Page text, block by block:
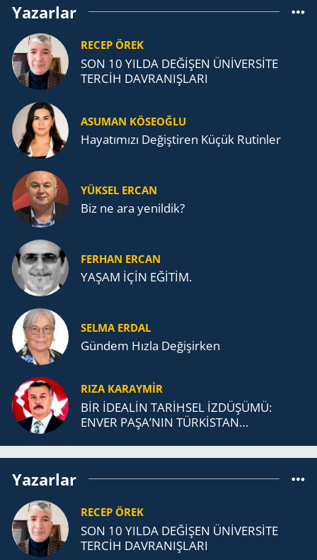
Yazarlar
RECEP ÖREK
SON 10 YILDA DEĞİŞEN ÜNİVERSİTE
TERCİH DAVRANIŞLARI
ASUMAN KÖSEOĞLU
Ha­ya­tı­mı­zı De­ğiş­ti­ren Küçük Ru­tin­ler
YÜKSEL ERCAN
Biz ne ara yenildik?
FERHAN ERCAN
YAŞAM İÇİN EĞİTİM.
SELMA ERDAL
Gündem Hızla Değişirken
RIZA KARAYMIR
BİR İDEALİN TARİHSEL İZDÜŞÜMÜ:
ENVER PAŞA’NIN TÜRKİSTAN
Yazarlar
RECEP ÖREK
SON 10 YILDA DEĞİŞEN ÜNİVERSİTE
TERCİH DAVRANIŞLARI